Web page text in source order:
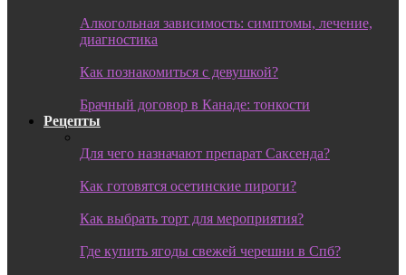
Алкогольная зависимость: симптомы, лечение,
диагностика
Как познакомиться с девушкой?
Брачный договор в Канаде: тонкости
Рецепты
Для чего назначают препарат Саксенда?
Как готовятся осетинские пироги?
Как выбрать торт для мероприятия?
Где купить ягоды свежей черешни в Спб?